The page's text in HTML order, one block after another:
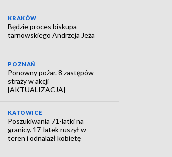
KRAKÓW
Będzie proces biskupa
tarnowskiego Andrzeja Jeża
POZNAŃ
Ponowny pożar. 8 zastępów
straży w akcji
[AKTUALIZACJA]
KATOWICE
Poszukiwania 71-latki na
granicy. 17-latek ruszył w
teren i odnalazł kobietę